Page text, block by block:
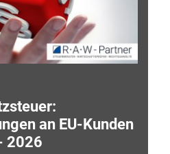
an EU-Kunden
2026